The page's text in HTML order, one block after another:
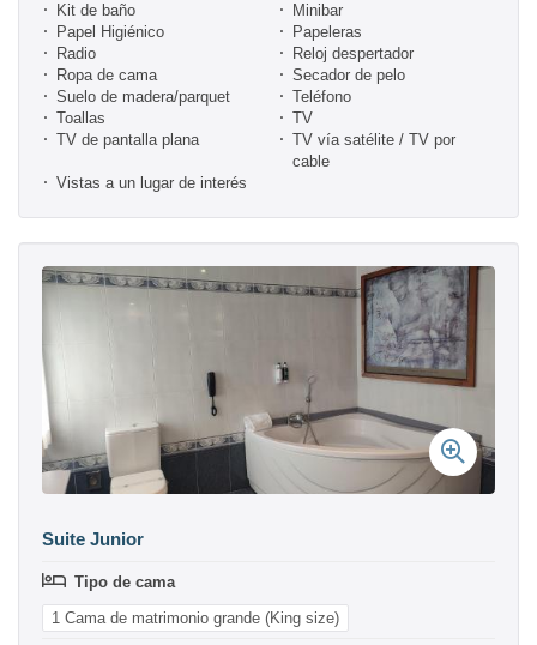
Kit de baño
Minibar
Papel Higiénico
Papeleras
Radio
Reloj despertador
Ropa de cama
Secador de pelo
Suelo de madera/parquet
Teléfono
Toallas
TV
TV de pantalla plana
TV vía satélite / TV por
cable
Vistas a un lugar de interés
Suite Junior
Tipo de cama
1 Cama de matrimonio grande (King size)